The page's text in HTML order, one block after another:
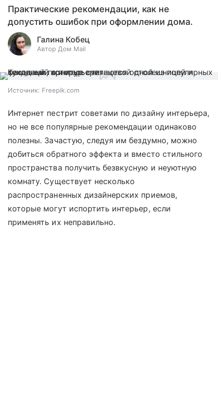
Практические рекомендации, как не
допустить ошибок при оформлении дома.
Галина Кобец
Автор Дом Mail
Источник: Freepik.com
Интернет пестрит советами по дизайну интерьера,
но не все популярные рекомендации одинаково
полезны. Зачастую, следуя им бездумно, можно
добиться обратного эффекта и вместо стильного
пространства получить безвкусную и неуютную
комнату. Существует несколько
распространенных дизайнерских приемов,
которые могут испортить интерьер, если
применять их неправильно.